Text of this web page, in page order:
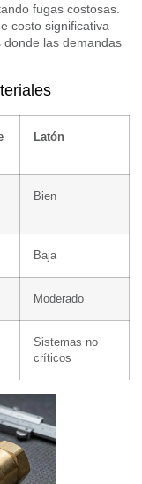
fugas costosas.
costo significativa
las demandas
Latón
Bien
Baja
Moderado
Sistemas no
críticos